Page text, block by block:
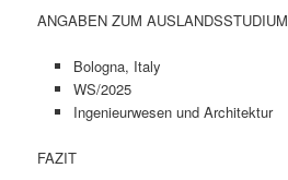
ANGABEN ZUM AUSLANDSSTUDIUM
Bologna, Italy
WS/2025
Ingenieurwesen und Architektur
FAZIT